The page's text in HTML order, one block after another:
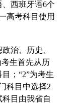
西班牙语6个
高考科目使用
治、历史、
生首先从历
；“2”为考生
科目中选择2
目由我省自